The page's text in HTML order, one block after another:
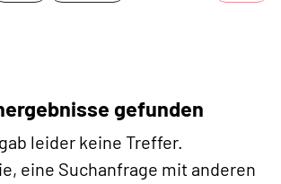
gefunden
leider keine Treffer.
eine Suchanfrage mit anderen